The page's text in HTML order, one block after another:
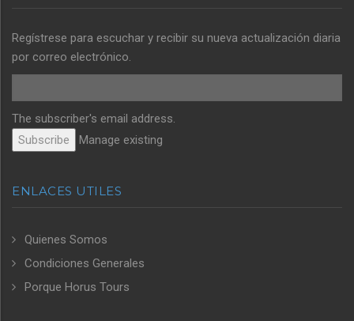
Regístrese para escuchar y recibir su nueva actualización diaria
por correo electrónico.
The subscriber's email address.
Manage existing
ENLACES UTILES
Quienes Somos
Condiciones Generales
Porque Horus Tours